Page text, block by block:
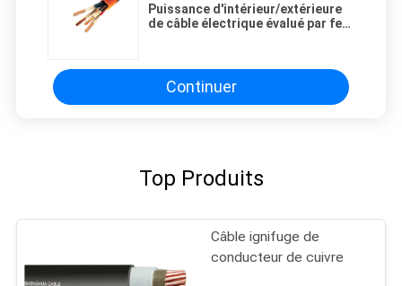
Puissance d'intérieur/extérieure
de câble électrique évalué par feu
Continuer
Top Produits
Câble ignifuge de
conducteur de cuivre